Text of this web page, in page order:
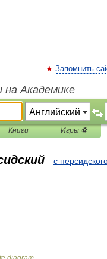
Запомнить
на Академике
Книги Игры ⚽
с